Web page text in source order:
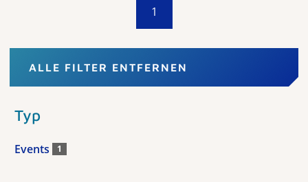
1
ALLE FILTER ENTFERNEN
Typ
Events 1